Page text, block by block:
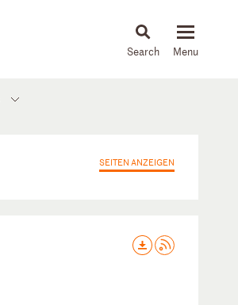
News & Insights
SEITEN ANZEIGEN